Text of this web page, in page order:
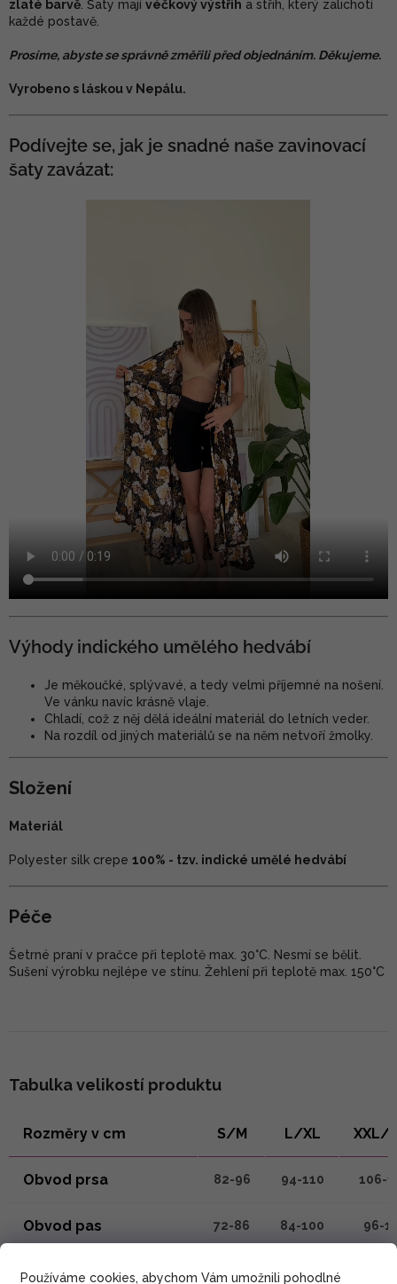
Používáme cookies, abychom Vám umožnili pohodlné
zlaté barvě . Šaty mají véčkový výstřih a střih, který zalichotí
každé postavě.
Prosíme, abyste se správně změřili před objednáním. Děkujeme.
Vyrobeno s láskou v Nepálu.
Podívejte se, jak je snadné naše zavinovací
šaty zavázat:
Výhody indického umělého hedvábí
Je měkoučké, splývavé, a tedy velmi příjemné na nošení.
Ve vánku navíc krásně vlaje.
Chladí, což z něj dělá ideální materiál do letních veder.
Na rozdíl od jiných materiálů se na něm netvoří žmolky.
Složení
Materiál
Polyester silk crepe 100% - tzv. indické umělé hedvábí
Péče
Šetrné praní v pračce při teplotě max. 30°C. Nesmí se bělit.
Sušení výrobku nejlépe ve stínu. Žehlení při teplotě max. 150°C
Tabulka velikostí produktu
Rozměry v cm S/M L/XL XXL/
Obvod prsa 82-96 94-110 106-
Obvod pas 72-86 84-100 96-
Obvod boky až 130 až 140